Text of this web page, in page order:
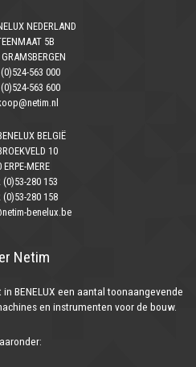
NEDERLAND
5B
563 000
563 600
BELGIË
10
ERPE-MERE
280 153
(0)53-280 158
benelux.be
Netim
BENELUX een aantal toonaangevende
en instrumenten voor de bouw.